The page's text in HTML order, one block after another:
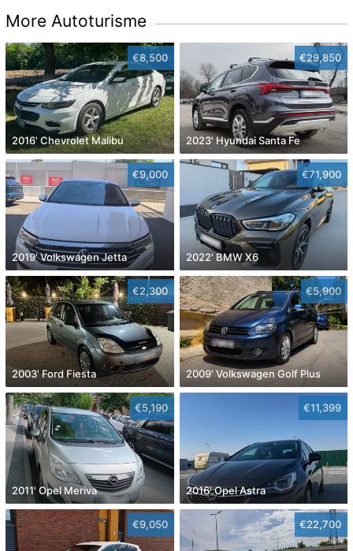
More Autoturisme
€8,500
2016' Chevrolet Malibu
€29,850
2023' Hyundai Santa Fe
€9,000
2019' Volkswagen Jetta
€71,900
2022' BMW X6
€2,300
2003' Ford Fiesta
€5,900
2009' Volkswagen Golf Plus
€5,190
2011' Opel Meriva
€11,399
2016' Opel Astra
€9,050 €22,700